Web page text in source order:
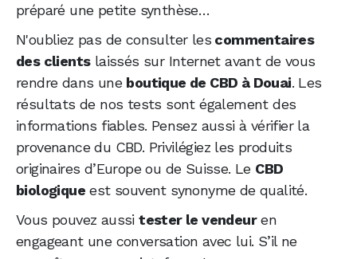
préparé une petite synthèse…
N'oubliez pas de consulter les commentaires
des clientslaissés sur Internet avant de vous
rendre dans une boutique de CBD à Douai. Les
résultats de nos tests sont également des
informations fiables. Pensez aussi à vérifier la
provenance du CBD. Privilégiez les produits
originaires d’Europe ou de Suisse. Le CBD
biologique est souvent synonyme de qualité.
Vous pouvez aussitester le vendeuren
engageant une conversation avec lui. S’il ne